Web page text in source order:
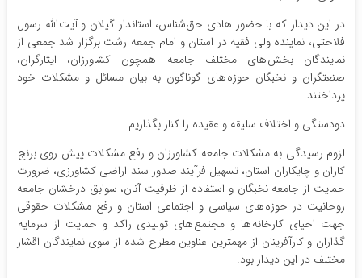
در این دیدار که با حضور هادی حق‌شناس، استاندار گیلان و آیت الله رسول
فلاحتی، نماینده ولی فقیه در استان و امام جمعه رشت برگزار شد جمعی از
نمایندگان بخش های مختلف جامعه همچون کشاورزان، ایثارگران،
صنعتگران و نخبگان حوزه های گوناگون به بیان مسائل و مشکلات خود
پرداختند.
دودستگی و اختلاف سلیقه و عقیده را کنار بگذاریم
لزوم رسیدگی به مشکلات جامعه کشاورزان و رفع مشکلات پیش روی برنج
کاران و چایکاران استان، تسهیل فرآیند صدور سند اراضی کشاورزی، ضرورت
حمایت از جامعه نخبگان و استفاده از ظرفیت آنان، سوابق درخشان جامعه
روحانیت در حوزه های سیاسی و اجتماعی استان و رفع مشکلات حقوقی
جهت احیای کارخانه ها و مجتمع های تولیدی راکد و حمایت از سرمایه
گذاران و کارآفرینان از مهمترین عناوین مطرح شده از سوی نمایندگان اقشار
مختلف در این دیدار بود.